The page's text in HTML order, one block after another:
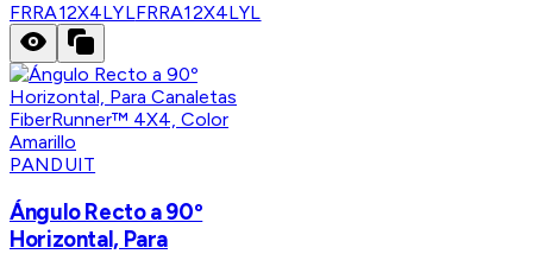
FRRA12X4LYLFRRA12X4LYL
PANDUIT
Ángulo Recto a 90º
Horizontal, Para